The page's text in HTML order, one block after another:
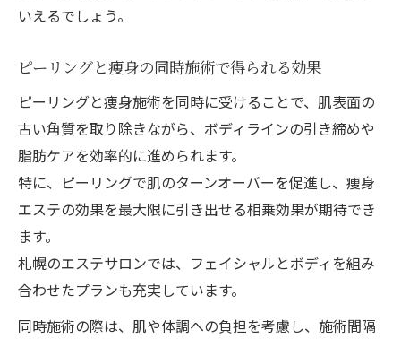
いえるでしょう。
ピーリングと痩身の同時施術で得られる効果
ピーリングと痩身施術を同時に受けることで、肌表面の
古い角質を取り除きながら、ボディラインの引き締めや
脂肪ケアを効率的に進められます。
特に、ピーリングで肌のターンオーバーを促進し、痩身
エステの効果を最大限に引き出せる相乗効果が期待でき
ます。
札幌のエステサロンでは、フェイシャルとボディを組み
合わせたプランも充実しています。
同時施術の際は、肌や体調への負担を考慮し、施術間隔